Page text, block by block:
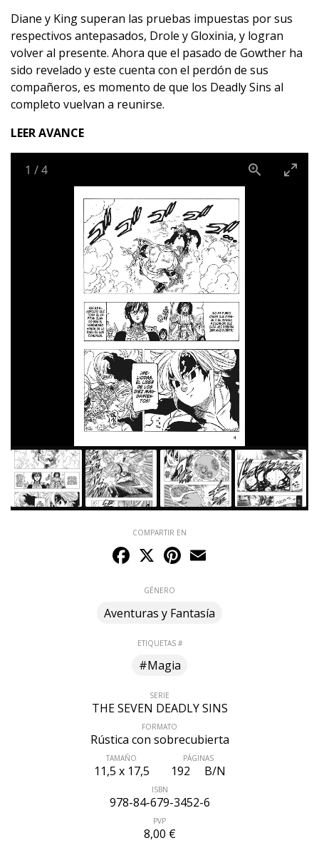
Diane y King superan las pruebas impuestas por sus
respectivos antepasados, Drole y Gloxinia, y logran
volver al presente. Ahora que el pasado de Gowther ha
sido revelado y este cuenta con el perdón de sus
compañeros, es momento de que los Deadly Sins al
completo vuelvan a reunirse.
LEER AVANCE
1 /4
COMPARTIR EN
Facebook
X Pinterest
GÉNERO
Aventuras y Fantasía
ETIQUETAS #
#Magia
SERIE
THE SEVEN DEADLY SINS
FORMATO
Rústica con sobrecubierta
TAMAÑO
11,5 x 17,5
PÁGINAS
192 B/N
ISBN
978-84-679-3452-6
PVP
8,00 €